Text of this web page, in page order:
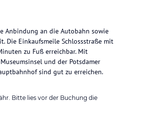
Anbindung an die Autobahn sowie
Die Einkaufsmeile Schlossstraße mit
zu Fuß erreichbar. Mit
und der Potsdamer
sind gut zu erreichen.
Bitte lies vor der Buchung die